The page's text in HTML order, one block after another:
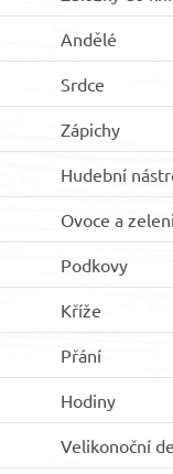
Andělé
Srdce
Zápichy
Hudební
Ovoce a
Podkovy
Kříže
Přání
Hodiny
Velikonoční